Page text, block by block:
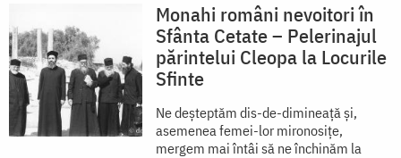
Monahi români nevoitori în
Sfânta Cetate – Pelerinajul
părintelui Cleopa la Locurile
Sfinte
Ne deșteptăm dis-de-dimineață și,
asemenea femei-lor mironosițe,
mergem mai întâi să ne închinăm la